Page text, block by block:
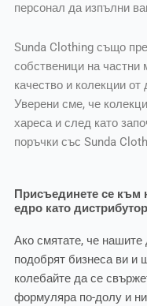
персонал да изпълни
Sunda Clothing също
собственици на частни
качество и колекции
Уверени сме, че
хареса и след като
поръчки със Sunda
Присъединете се към
едро като
Ако смятате, че
подобрят бизнеса ви и
колебайте да се
формуляра по-долу и